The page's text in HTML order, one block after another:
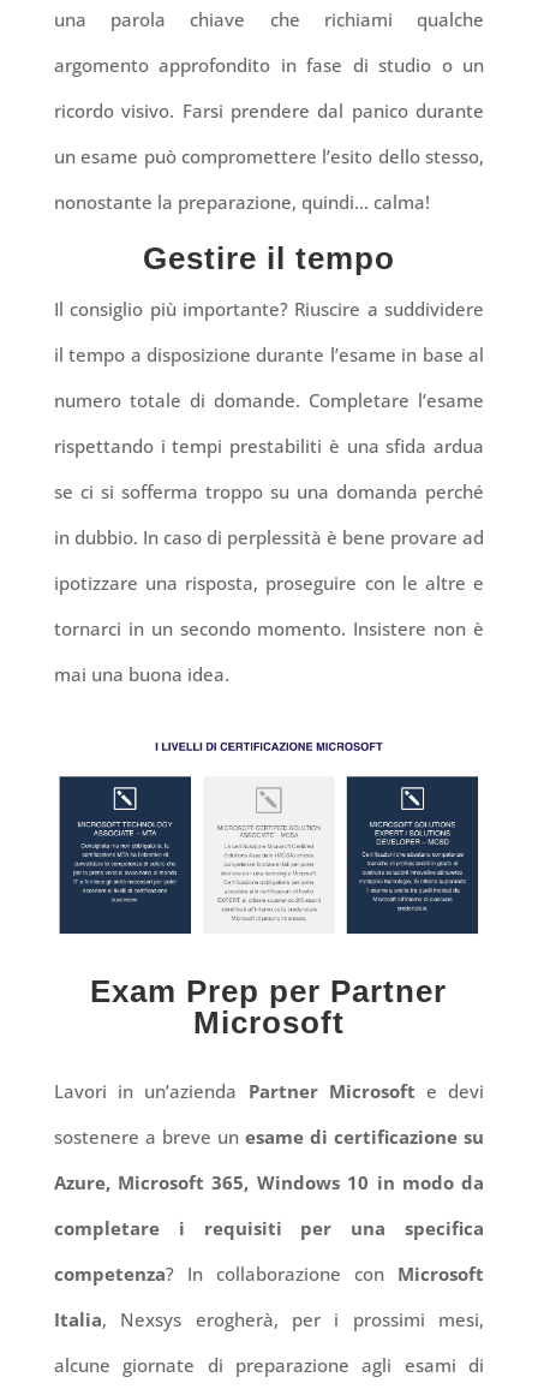
una parola chiave che richiami qualche
argomento approfondito in fase di studio o un
ricordo visivo. Farsi prendere dal panico durante
un esame può compromettere l’esito dello stesso,
nonostante la preparazione, quindi… calma!
Gestire il tempo
Il consiglio più importante? Riuscire a suddividere
il tempo a disposizione durante l’esame in base al
numero totale di domande. Completare l’esame
rispettando i tempi prestabiliti è una sfida ardua
se ci si sofferma troppo su una domanda perché
in dubbio. In caso di perplessità è bene provare ad
ipotizzare una risposta, proseguire con le altre e
tornarci in un secondo momento. Insistere non è
mai una buona idea.
Exam Prep per Partner
Microsoft
Lavori in un’azienda Partner Microsoft e devi
sostenere a breve unesame di certificazione su
Azure, Microsoft 365, Windows 10 in modo da
completare i requisiti per una specifica
competenza? In collaborazione con Microsoft
Italia, Nexsys erogherà, per i prossimi mesi,
alcune giornate di preparazione agli esami di